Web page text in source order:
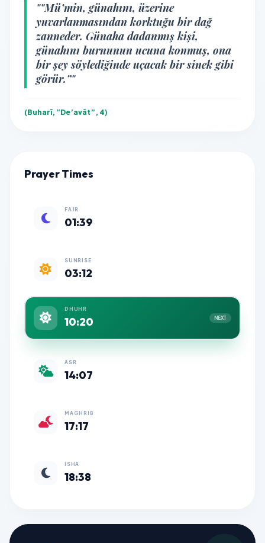
""Mü’min, günahını, üzerine
yuvarlanmasından korktuğu bir dağ
zanneder. Günaha dadanmış kişi,
günahını burnunun ucuna konmuş, ona
bir şey söylediğinde uçacak bir sinek gibi
görür.”"
(Buharî, “De’avât”, 4)
Prayer Times
FAJR
01:39
SUNRISE
03:12
DHUHR
10:20 NEXT
ASR
14:07
MAGHRIB
17:17
ISHA
18:38